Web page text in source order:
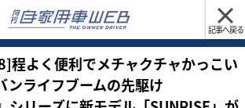
記事へ戻る
程よく便利でメチャクチャかっこい
ンライフブームの先駆け